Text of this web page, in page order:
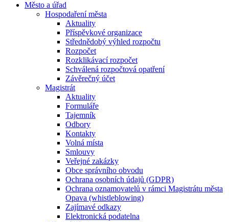
Město a úřad
Hospodaření města
Aktuality
Příspěvkové organizace
Střednědobý výhled rozpočtu
Rozpočet
Rozklikávací rozpočet
Schválená rozpočtová opatření
Závěrečný účet
Magistrát
Aktuality
Formuláře
Tajemník
Odbory
Kontakty
Volná místa
Smlouvy
Veřejné zakázky
Obce správního obvodu
Ochrana osobních údajů (GDPR)
Ochrana oznamovatelů v rámci Magistrátu města
Opava (whistleblowing)
Zajímavé odkazy
Elektronická podatelna